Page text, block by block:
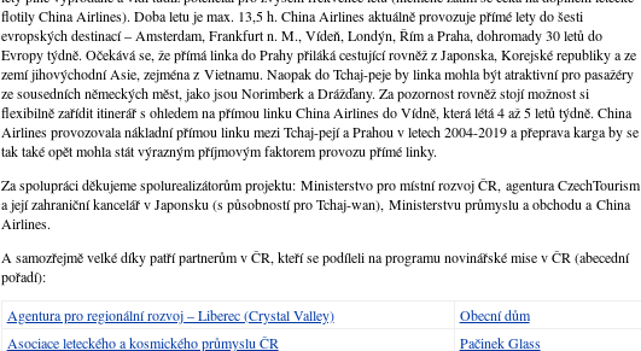
flotily China Airlines). Doba letu je max. 13,5 h. China Airlines aktuálně provozuje přímé lety do šesti
evropských destinací – Amsterdam, Frankfurt n. M., Vídeň, Londýn, Řím a Praha, dohromady 30 letů do
Evropy týdně. Očekává se, že přímá linka do Prahy přiláká cestující rovněž z Japonska, Korejské republiky a ze
zemí jihovýchodní Asie, zejména z Vietnamu. Naopak do Tchaj-peje by linka mohla být atraktivní pro pasažéry
ze sousedních německých měst, jako jsou Norimberk a Drážďany. Za pozornost rovněž stojí možnost si
flexibilně zařídit itinerář s ohledem na přímou linku China Airlines do Vídně, která létá 4 až 5 letů týdně. China
Airlines provozovala nákladní přímou linku mezi Tchaj-pejí a Prahou v letech 2004-2019 a přeprava karga by se
tak také opět mohla stát výrazným příjmovým faktorem provozu přímé linky.
Za spolupráci děkujeme spolurealizátorům projektu: Ministerstvo pro místní rozvoj ČR, agentura CzechTourism
a její zahraniční kancelář v Japonsku (s působností pro Tchaj-wan), Ministerstvu průmyslu a obchodu a China
Airlines.
A samozřejmě velké díky patří partnerům v ČR, kteří se podíleli na programu novinářské mise v ČR (abecední
pořadí):
Agentura pro regionální rozvoj – Liberec (Crystal Valley)
Obecní dům
Asociace leteckého a kosmického průmyslu ČR
Pačinek Glass